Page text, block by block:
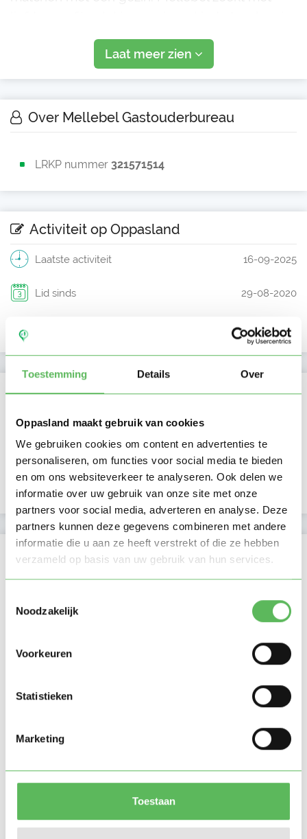
Toestemming Details Over
Oppasland maakt gebruik van cookies
We gebruiken cookies om content en advertenties te
personaliseren, om functies voor social media te bieden
en om ons websiteverkeer te analyseren. Ook delen we
informatie over uw gebruik van onze site met onze
partners voor social media, adverteren en analyse. Deze
partners kunnen deze gegevens combineren met andere
informatie die u aan ze heeft verstrekt of die ze hebben
verzameld op basis van uw gebruik van hun services.
Noodzakelijk
Voorkeuren
Statistieken
Marketing
Toestaan
op vertrouwen
Wij houden van duidelijkheid en werken niet
met kleine lettertjes
Wil jij weten hoe wij werken, wie wij zijn en wat
Laat meer zien
Over Mellebel Gastouderbureau
LRKP nummer 321571514
Activiteit op Oppasland
Laatste activiteit 16-09-2025
Lid sinds 29-08-2020
18-08-2022
Verificaties
E-mailadres is geverifieerd
Telefoonnummer is geverifieerd
Google is gekoppeld
Locatie oppasadres (Hoogwoud)